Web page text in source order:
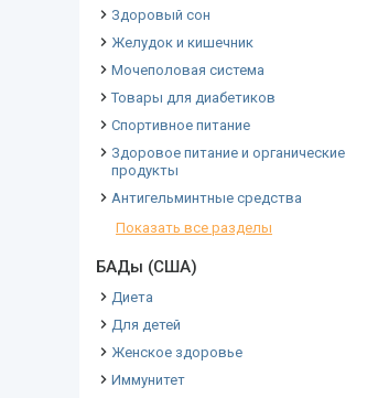
Здоровый сон
Желудок и кишечник
Мочеполовая система
Товары для диабетиков
Спортивное питание
Здоровое питание и органические
продукты
Антигельминтные средства
Показать все разделы
БАДы (США)
Диета
Для детей
Женское здоровье
Иммунитет